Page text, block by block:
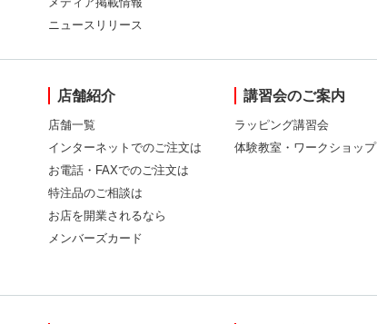
ニュースリリース
店舗紹介
店舗一覧
インターネットでのご注文は
お電話・FAXでのご注文は
特注品のご相談は
お店を開業されるなら
メンバーズカード
講習会のご案内
ラッピング講習会
体験教室・ワークショップ